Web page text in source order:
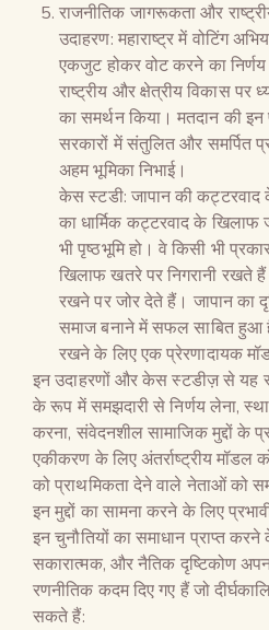
राजनीतिक जागरूकता और
उदाहरण: महाराष्ट्र में वोटिंग
एकजुट होकर वोट करने का निर्णय
राष्ट्रीय और क्षेत्रीय विकास
का समर्थन किया। मतदान की
सरकारों में संतुलित और समर्पित
अहम भूमिका निभाई।
केस स्टडी: जापान की कट्टरवाद
का धार्मिक कट्टरवाद के खिलाफ
भी पृष्ठभूमि हो। वे किसी भी
खिलाफ खतरे पर निगरानी रखते
रखने पर जोर देते हैं। जापान का
समाज बनाने में सफल साबित हुआ
रखने के लिए एक प्रेरणादायक
इन उदाहरणों और केस स्टडीज़ से यह
के रूप में समझदारी से निर्णय लेना,
करना, संवेदनशील सामाजिक मुद्दों के
एकीकरण के लिए अंतर्राष्ट्रीय मॉडल
को प्राथमिकता देने वाले नेताओं को
इन मुद्दों का सामना करने के लिए
इन चुनौतियों का समाधान प्राप्त
सकारात्मक, और नैतिक दृष्टिकोण
रणनीतिक कदम दिए गए हैं जो
सकते हैं: